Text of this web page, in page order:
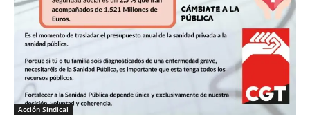
Acción Sindical